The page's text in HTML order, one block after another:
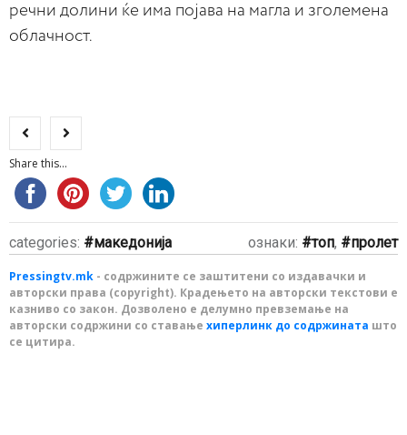
речни долини ќе има појава на магла и зголемена
облачност.
Share this...
categories: македонија ознаки: топ, пролет
Pressingtv.mk - содржините се заштитени со издавачки и
авторски права (copyright). Крадењето на авторски текстови е
казниво со закон. Дозволено е делумно превземање на
авторски содржини со ставање хиперлинк до содржината што
се цитира.